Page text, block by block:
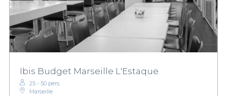
Ibis Budget Marseille L'Estaque
25 - 50 pers.
Marseille